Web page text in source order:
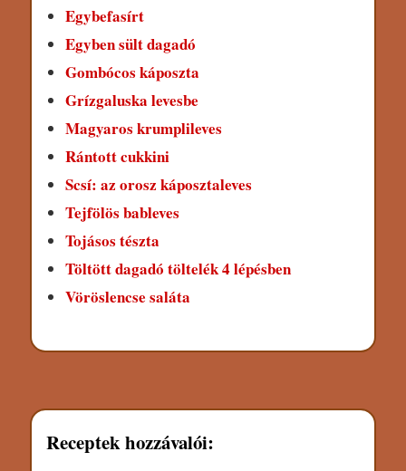
Egybefasírt
Egyben sült dagadó
Gombócos káposzta
Grízgaluska levesbe
Magyaros krumplileves
Rántott cukkini
Scsí: az orosz káposztaleves
Tejfölös bableves
Tojásos tészta
Töltött dagadó töltelék 4 lépésben
Vöröslencse saláta
Receptek hozzávalói: